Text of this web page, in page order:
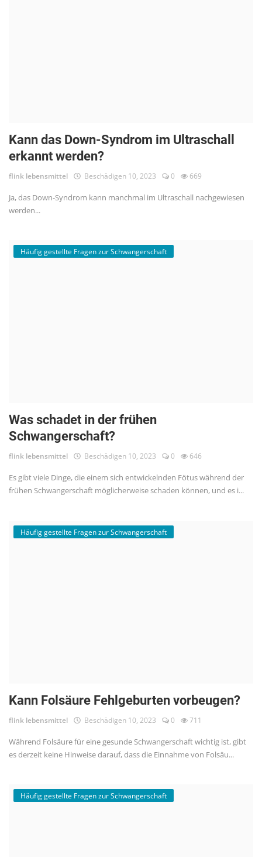
Kann das Down-Syndrom im Ultraschall
erkannt werden?
flink lebensmittel Beschädigen 10, 2023 0 669
Ja, das Down-Syndrom kann manchmal im Ultraschall nachgewiesen
werden...
Häufig gestellte Fragen zur Schwangerschaft
Was schadet in der frühen
Schwangerschaft?
flink lebensmittel Beschädigen 10, 2023 0 646
Es gibt viele Dinge, die einem sich entwickelnden Fötus während der
frühen Schwangerschaft möglicherweise schaden können, und es i...
Häufig gestellte Fragen zur Schwangerschaft
Kann Folsäure Fehlgeburten vorbeugen?
flink lebensmittel Beschädigen 10, 2023 0 711
Während Folsäure für eine gesunde Schwangerschaft wichtig ist, gibt
es derzeit keine Hinweise darauf, dass die Einnahme von Folsäu...
Häufig gestellte Fragen zur Schwangerschaft